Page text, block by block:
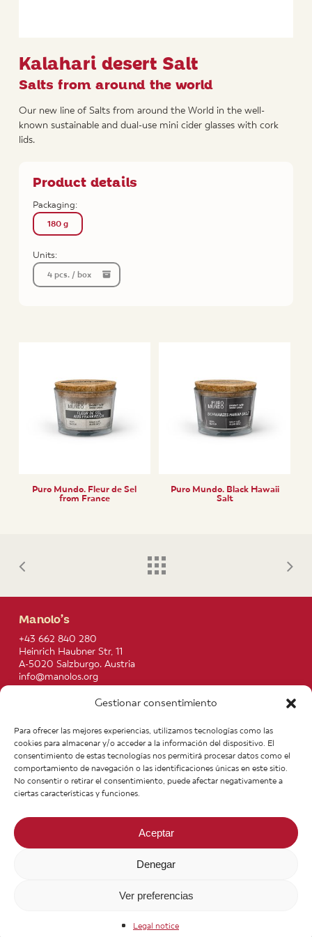
Gestionar consentimiento
Para ofrecer las mejores experiencias, utilizamos tecnologías como las
cookies para almacenar y/o acceder a la información del dispositivo. El
consentimiento de estas tecnologías nos permitirá procesar datos como el
comportamiento de navegación o las identificaciones únicas en este sitio.
No consentir o retirar el consentimiento, puede afectar negativamente a
ciertas características y funciones.
Aceptar
Denegar
Ver preferencias
Legal notice
Kalahari desert Salt
Salts from around the world
Our new line of Salts from around the World in the well-
known sustainable and dual-use mini cider glasses with cork
lids.
Product details
Packaging:
180 g
Units:
4 pcs. / box
Puro Mundo. Fleur de Sel
from France
Puro Mundo. Black Hawaii
Salt
Manolo’s
+43 662 840 280
Heinrich Haubner Str, 11
A-5020 Salzburgo. Austria
info@manolos.org
About us
Products
Infos
News
Contact
Join our Team
Legal notice
General Terms of Purchase
facebook
youtubeinstagram
phone